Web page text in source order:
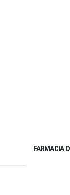
FARMACIA